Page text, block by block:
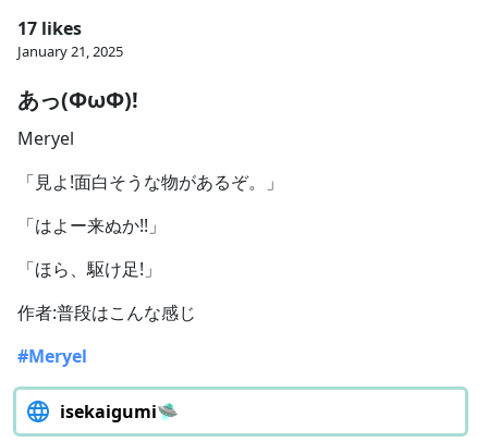
17 likes
January 21, 2025
あっ(ΦωΦ)!
Meryel
「見よ!面白そうな物があるぞ。」
「はよー来ぬか!!」
「ほら、駆け足!」
作者:普段はこんな感じ
#Meryel
isekaigumi🛸